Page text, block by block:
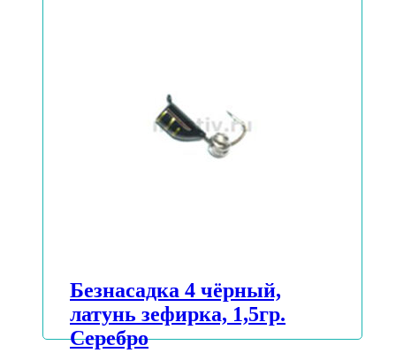
Безнасадка 4 чёрный,
латунь зефирка, 1,5гр.
Серебро